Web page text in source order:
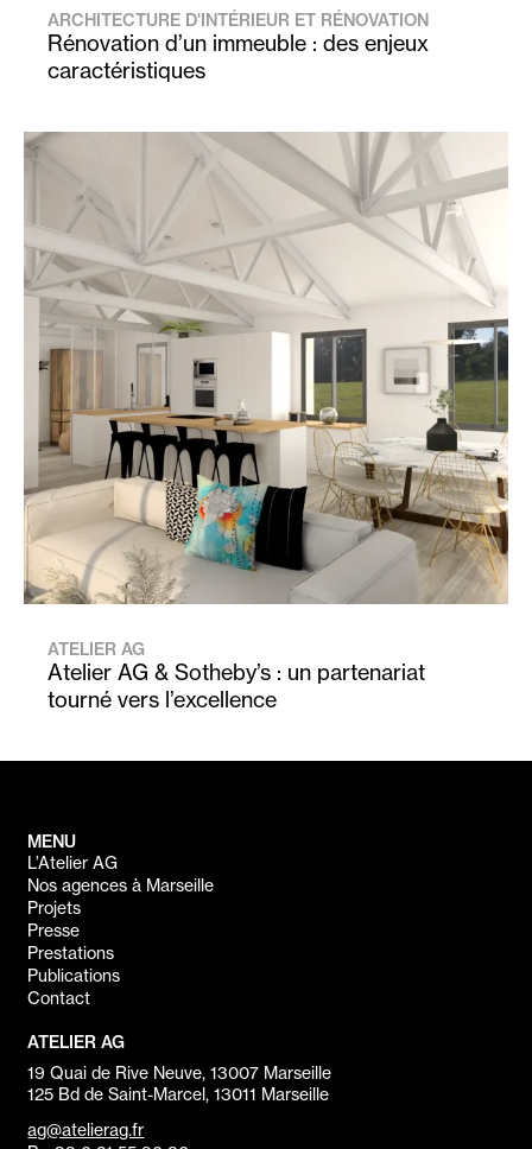
ARCHITECTURE D'INTÉRIEUR ET RÉNOVATION
Rénovation d’un immeuble : des enjeux
caractéristiques
ATELIER AG
Atelier AG & Sotheby’s : un partenariat
tourné vers l’excellence
ATELIER AG
19 Quai de Rive Neuve, 13007 Marseille
125 Bd de Saint-Marcel, 13011 Marseille
ag@atelierag.fr
MENU
L’Atelier AG
Nos agences à Marseille
Projets
Presse
Prestations
Publications
Contact